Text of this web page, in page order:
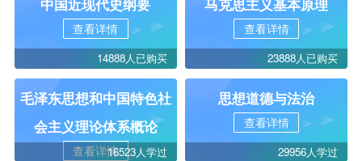
中国近现代史纲要
查看详情
14888人已购买
马克思主义基本原理
查看详情
23888人已购买
毛泽东思想和中国特色社
会主义理论体系概论
查看详情16523人学过
思想道德与法治
查看详情
29956人学过